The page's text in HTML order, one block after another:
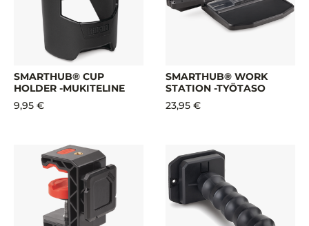
SMARTHUB® CUP
HOLDER -MUKITELINE
9,95 €
SMARTHUB® WORK
STATION -TYÖTASO
23,95 €